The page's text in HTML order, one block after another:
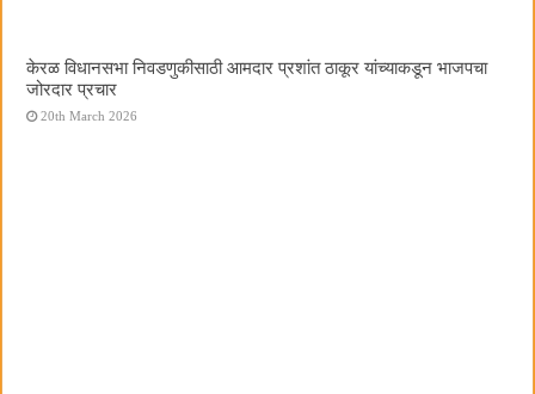
केरळ विधानसभा निवडणुकीसाठी आमदार प्रशांत ठाकूर यांच्याकडून भाजपचा
जोरदार प्रचार
20th March 2026